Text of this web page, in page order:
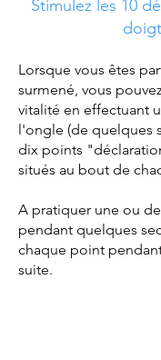
Stimulez les 10
Lorsque vous êtes
surmené, vous
vitalité en effectuant
l'ongle (de quelques
dix points
situés au bout de
​A pratiquer une ou
pendant quelques
chaque point
suite.